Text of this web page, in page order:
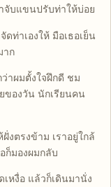
จับแขนปรับท่าให้บ่อย
ท่าเองให้ มือเธอเย็น
าก
าผมตั้งใจฝึกดี ชม
ของวัน นักเรียนคน
งตรงข้าม เราอยู่ใกล้
ก็มองผมกลับ
หงื่อ แล้วก็เดินมานั่ง